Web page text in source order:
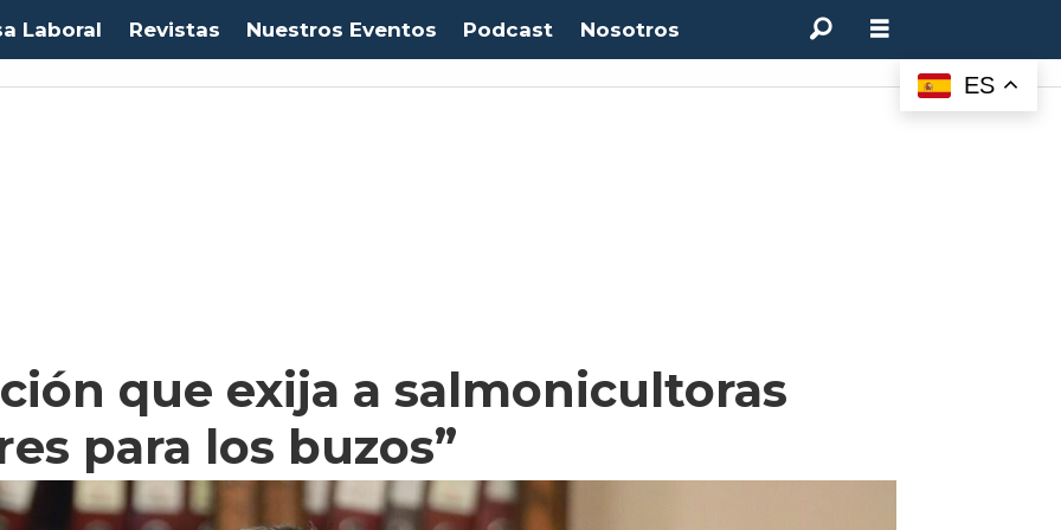
Laboral Revistas Nuestros Eventos Podcast Nosotros
que exija a salmonicultoras
para los buzos”
ES
Bitcoin: $64.600,08